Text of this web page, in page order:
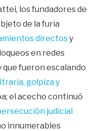
los fundadores de
de la furia
directosy
en redes
que fueron escalando
golpiza y
el acecho continuó
judicial
innumerables